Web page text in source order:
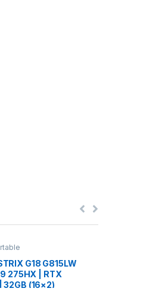
G18 G815LW
9 275HX | RTX
32GB (16×2)